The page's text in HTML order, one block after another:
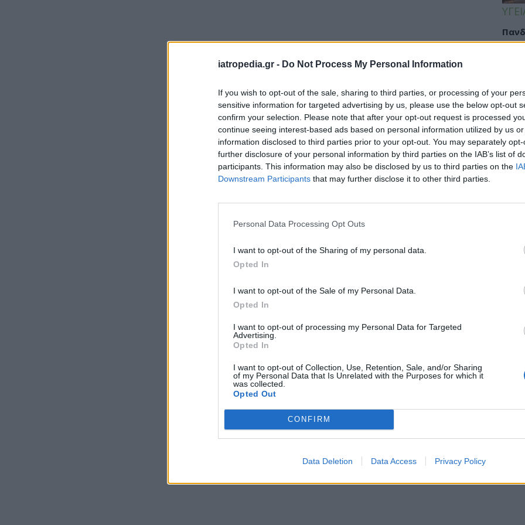
iatropedia.gr - Do Not Process My Personal Information
If you wish to opt-out of the sale, sharing to third parties, or processing of your
sensitive information for targeted advertising by us, please use the below opt-out
confirm your selection. Please note that after your opt-out request is processed
continue seeing interest-based ads based on personal information utilized by us
information disclosed to third parties prior to your opt-out. You may separately
further disclosure of your personal information by third parties on the IAB’s list of
participants. This information may also be disclosed by us to third parties on the
Downstream Participants that may further disclose it to other third parties.
Personal Data Processing Opt Outs
I want to opt-out of the Sharing of my personal data.
Opted In
I want to opt-out of the Sale of my Personal Data.
Opted In
I want to opt-out of processing my Personal Data for Targeted
Advertising.
Opted In
I want to opt-out of Collection, Use, Retention, Sale, and/or Sharing
of my Personal Data that Is Unrelated with the Purposes for which it
was collected.
Opted Out
CONFIRM
Data Deletion Data Access Privacy Policy